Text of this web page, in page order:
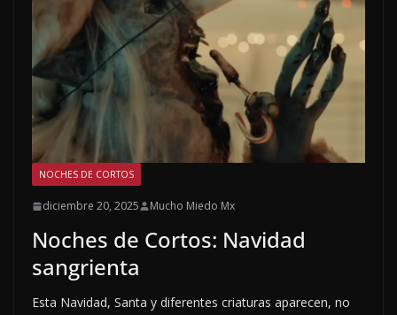
NOCHES DE CORTOS
diciembre 20, 2025 Mucho Miedo Mx
Noches de Cortos: Navidad
sangrienta
Esta Navidad, Santa y diferentes criaturas aparecen, no